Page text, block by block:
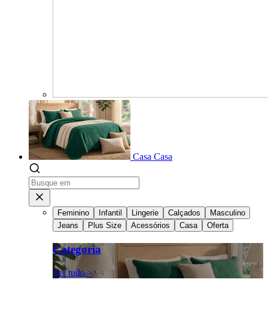
Casa Casa
Feminino Infantil Lingerie Calçados
Masculino
Jeans
Plus Size Acessórios Casa Oferta
Categoria
Ver tudo >